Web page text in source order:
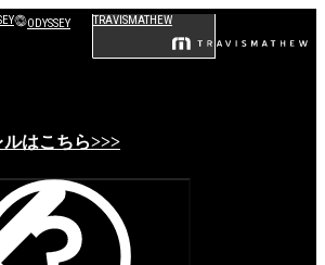
ODYSSEY TRAVISMATHEW
はこちら>>>